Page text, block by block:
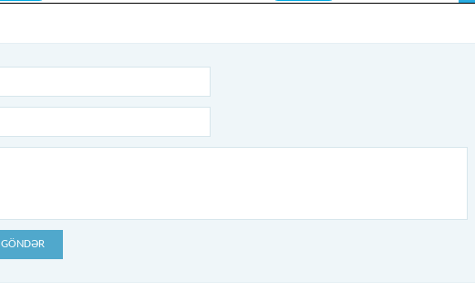
GÖNDƏR